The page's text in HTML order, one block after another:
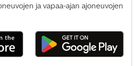
ja vapaa-ajan ajoneuvojen